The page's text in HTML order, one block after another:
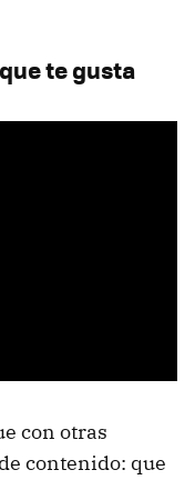
te gusta
con otras
contenido: que